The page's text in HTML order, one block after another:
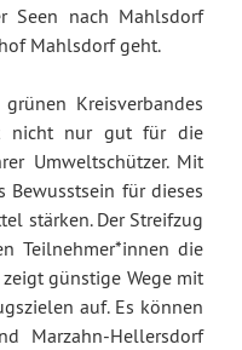
Seen nach Mahlsdorf
Mahlsdorf geht.
Kreisverbandes
nicht nur gut für die
Umweltschützer. Mit
für dieses
stärken. Der Streifzug
Teilnehmer*innen die
günstige Wege mit
auf. Es können
Marzahn-Hellersdorf